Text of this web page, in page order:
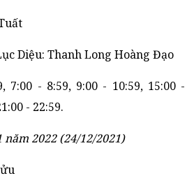
Diệu: Thanh Long Hoàng Đạo
7:00 - 8:59, 9:00 - 10:59, 15:00 -
- 22:59.
năm 2022 (24/12/2021)